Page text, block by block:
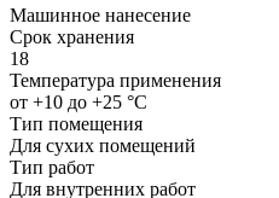
Машинное нанесение
Срок хранения
18
Температура применения
от +10 до +25 °С
Тип помещения
Для сухих помещений
Тип работ
Для внутренних работ